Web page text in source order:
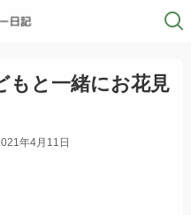
と一緒にお花見
年4月11日